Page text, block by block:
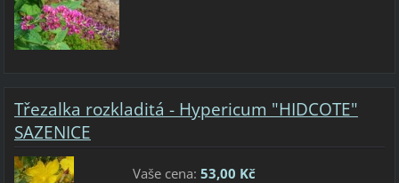
Třezalka rozkladitá - Hypericum "HIDCOTE"
SAZENICE
Vaše cena: 53,00 Kč